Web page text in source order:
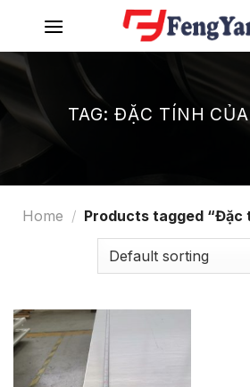
content
TAG: ĐẶC TÍNH
Home / Products tagged “Đặc